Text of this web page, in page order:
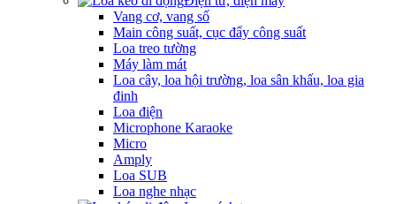
Vang cơ, vang số
Main công suất, cục đẩy công suất
Loa treo tường
Máy làm mát
Loa cây, loa hội trường, loa sân khấu, loa gia
đinh
Loa điện
Microphone Karaoke
Micro
Amply
Loa SUB
Loa nghe nhạc